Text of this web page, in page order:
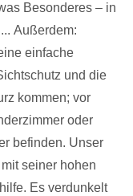
Besonderes – in
Außerdem:
einfache
und die
kommen; vor
oder
befinden. Unser
seiner hohen
Es verdunkelt